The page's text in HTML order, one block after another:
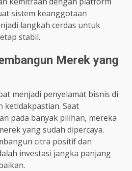
sistem keanggotaan
langkah cerdas untuk
stabil.
Merek yang
menjadi penyelamat bisnis di
ketidakpastian. Saat
pada banyak pilihan, mereka
yang sudah dipercaya.
citra positif dan
investasi jangka panjang